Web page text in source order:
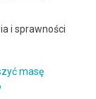
i sprawności
masę